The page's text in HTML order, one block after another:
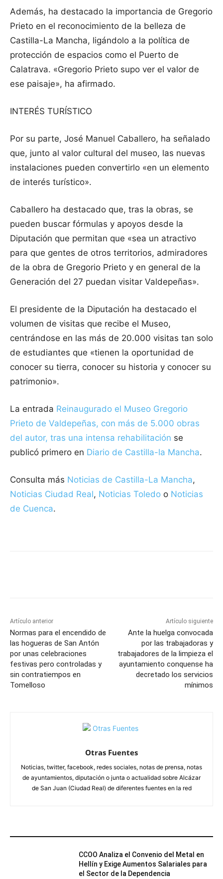
Además, ha destacado la importancia de Gregorio
Prieto en el reconocimiento de la belleza de
Castilla-La Mancha, ligándolo a la política de
protección de espacios como el Puerto de
Calatrava. «Gregorio Prieto supo ver el valor de
ese paisaje», ha afirmado.
INTERÉS TURÍSTICO
Por su parte, José Manuel Caballero, ha señalado
que, junto al valor cultural del museo, las nuevas
instalaciones pueden convertirlo «en un elemento
de interés turístico».
Caballero ha destacado que, tras la obras, se
pueden buscar fórmulas y apoyos desde la
Diputación que permitan que «sea un atractivo
para que gentes de otros territorios, admiradores
de la obra de Gregorio Prieto y en general de la
Generación del 27 puedan visitar Valdepeñas».
El presidente de la Diputación ha destacado el
volumen de visitas que recibe el Museo,
centrándose en las más de 20.000 visitas tan solo
de estudiantes que «tienen la oportunidad de
conocer su tierra, conocer su historia y conocer su
patrimonio».
La entrada Reinaugurado el Museo Gregorio
Prieto de Valdepeñas, con más de 5.000 obras
del autor, tras una intensa rehabilitación se
publicó primero en Diario de Castilla-la Mancha.
Consulta más Noticias de Castilla-La Mancha,
Noticias Ciudad Real, Noticias Toledo o Noticias
de Cuenca.
Artículo anterior
Normas para el encendido de
las hogueras de San Antón
por unas celebraciones
festivas pero controladas y
sin contratiempos en
Tomelloso
Artículo siguiente
Ante la huelga convocada
por las trabajadoras y
trabajadores de la limpieza el
ayuntamiento conquense ha
decretado los servicios
mínimos
Otras Fuentes
Noticias, twitter, facebook, redes sociales, notas de prensa, notas
de ayuntamientos, diputación o junta o actualidad sobre Alcázar
de San Juan (Ciudad Real) de diferentes fuentes en la red
CCOO Analiza el Convenio del Metal en
Hellín y Exige Aumentos Salariales para
el Sector de la Dependencia